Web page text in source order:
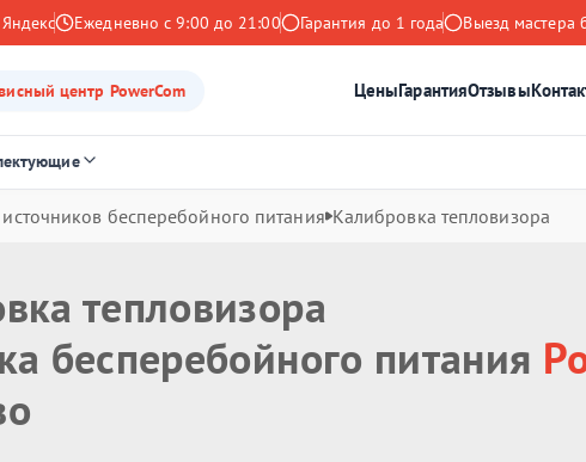
Ежедневно с 9:00 до 21:00 Гарантия до 1 года Выезд мастера
центр PowerCom ЦеныГарантияОтзывы
бесперебойного питания Калибровка тепловизора
тепловизора
бесперебойного питания